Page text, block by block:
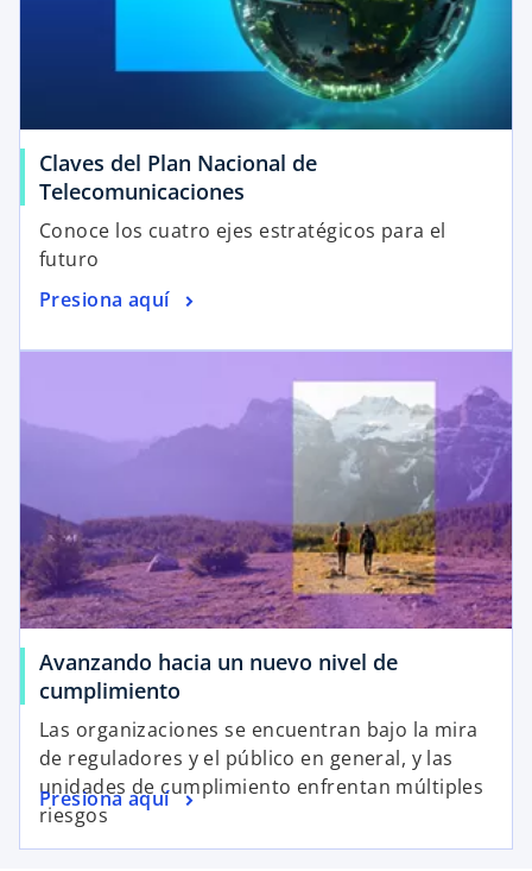
Claves del Plan Nacional de
Telecomunicaciones
Conoce los cuatro ejes estratégicos para el
futuro
Presiona aquí
Avanzando hacia un nuevo nivel de
cumplimiento
Las organizaciones se encuentran bajo la mira
de reguladores y el público en general, y las
unidades de cumplimiento enfrentan múltiples
riesgos
Presiona aquí